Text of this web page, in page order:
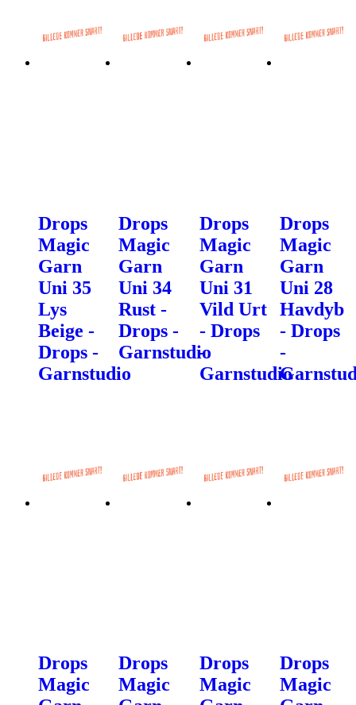
Drops
Magic
Garn
Uni 35
Lys
Beige -
Drops -
Garnstudio
Drops
Magic
Garn
Uni 34
Rust -
Drops -
Garnstudio
Drops
Magic
Garn
Uni 31
Vild Urt
- Drops
-
Garnstudio
Drops
Magic
Garn
Uni 28
Havdyb
- Drops
-
Drops
Magic
Drops
Magic
Drops
Magic
Drops
Magic